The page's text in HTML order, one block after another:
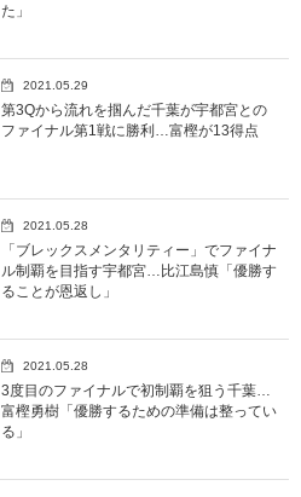
た」
2021.05.29
第3Qから流れを掴んだ千葉が宇都宮との
ファイナル第1戦に勝利…富樫が13得点
2021.05.28
「ブレックスメンタリティー」でファイナ
ル制覇を目指す宇都宮…比江島慎「優勝す
ることが恩返し」
2021.05.28
3度目のファイナルで初制覇を狙う千葉…
富樫勇樹「優勝するための準備は整ってい
る」